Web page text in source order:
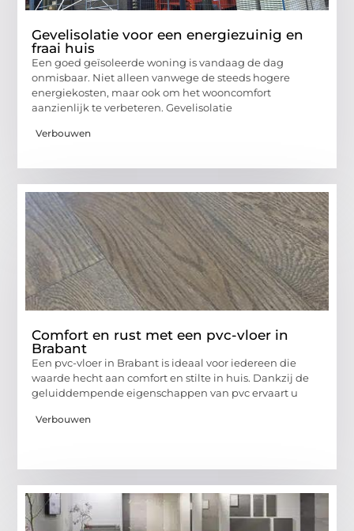
Gevelisolatie voor een energiezuinig en
fraai huis
Een goed geïsoleerde woning is vandaag de dag
onmisbaar. Niet alleen vanwege de steeds hogere
energiekosten, maar ook om het wooncomfort
aanzienlijk te verbeteren. Gevelisolatie
Verbouwen
Comfort en rust met een pvc-vloer in
Brabant
Een pvc-vloer in Brabant is ideaal voor iedereen die
waarde hecht aan comfort en stilte in huis. Dankzij de
geluiddempende eigenschappen van pvc ervaart u
Verbouwen